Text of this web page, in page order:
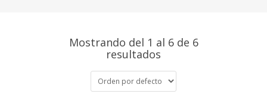
Mostrando del 1 al 6 de 6
resultados